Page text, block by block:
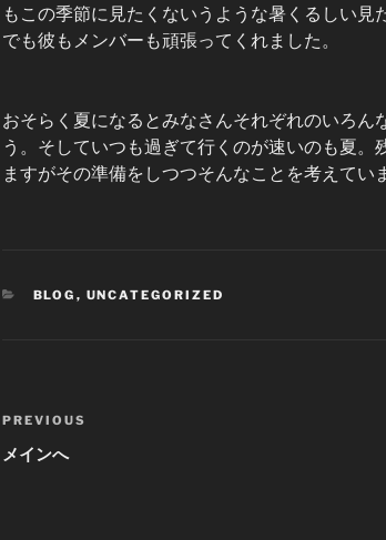
もこの季節に見たくないうような暑くるしい見
でも彼もメンバーも頑張ってくれました。
おそらく夏になるとみなさんそれぞれのいろん
う。そしていつも過ぎて行くのが速いのも夏。
ますがその準備をしつつそんなことを考えてい
CATEGORIES
BLOG , UNCATEGORIZED
Post
navigation
Previous
Post
PREVIOUS
メインへ